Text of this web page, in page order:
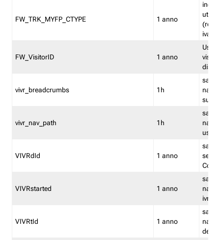
FW_TRK_MYFP_CTYPE 1 anno
iva/
FW_VisitorID 1 anno
vivr_breadcrumbs 1h
salva
su
vivr_nav_path 1h
salva
VIVRdId 1 anno
salva
Convy
VIVRstarted 1 anno
salva
ivr
VIVRtId 1 anno
salva
del